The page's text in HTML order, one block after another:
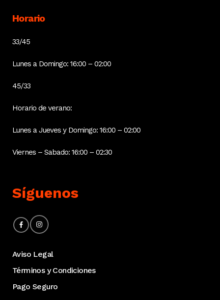
Horario
33/45
Lunes a Domingo: 16:00 – 02:00
45/33
Horario de verano:
Lunes a Jueves y Domingo: 16:00 – 02:00
Viernes – Sabado: 16:00 – 02:30
Síguenos
Aviso Legal
Términos y Condiciones
Pago Seguro